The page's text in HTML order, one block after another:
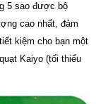
5 sao được bộ
cao nhất, đảm
kiệm cho bạn một
Kaiyo (tối thiểu